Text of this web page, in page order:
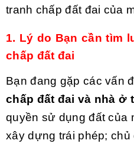
tranh chấp đất đai của
1. Lý do Bạn cần tìm
chấp đất đai
Bạn đang gặp các vấn
chấp đất đai và nhà ở
quyền sử dụng đất của
xây dựng trái phép;